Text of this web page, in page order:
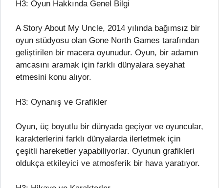
H3: Oyun Hakkında Genel Bilgi
A Story About My Uncle, 2014 yılında bağımsız bir
oyun stüdyosu olan Gone North Games tarafından
geliştirilen bir macera oyunudur. Oyun, bir adamın
amcasını aramak için farklı dünyalara seyahat
etmesini konu alıyor.
H3: Oynanış ve Grafikler
Oyun, üç boyutlu bir dünyada geçiyor ve oyuncular,
karakterlerini farklı dünyalarda ilerletmek için
çeşitli hareketler yapabiliyorlar. Oyunun grafikleri
oldukça etkileyici ve atmosferik bir hava yaratıyor.